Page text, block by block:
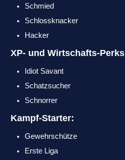
Schmied
Schlossknacker
Hacker
XP- und Wirtschafts-
Idiot Savant
Schatzsucher
Schnorrer
Kampf-Starter:
Gewehrschütze
Erste Liga